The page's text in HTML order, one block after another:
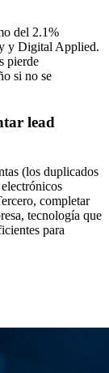
del 2.1%
y Digital Applied.
pierde
si no se
lead
(los duplicados
completar
tecnología que
para